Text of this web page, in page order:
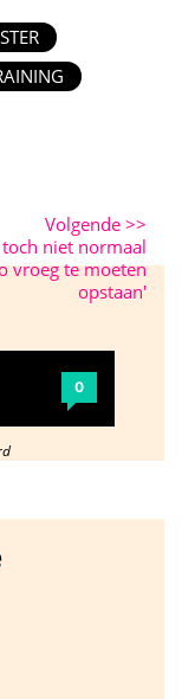
Volgende >>
niet normaal
vroeg te moeten
opstaan'
0